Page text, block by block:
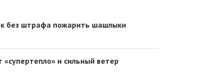
без штрафа пожарить шашлыки
и сильный ветер